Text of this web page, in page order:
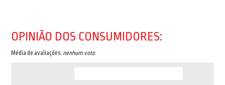
OPINIÃO DOS CONSUMIDORES:
Média de avaliações: nenhum voto